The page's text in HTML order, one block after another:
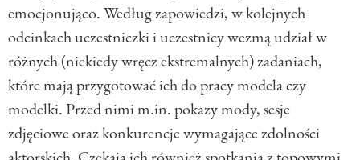
emocjonująco. Według zapowiedzi, w kolejnych
odcinkach uczestniczki i uczestnicy wezmą udział w
różnych (niekiedy wręcz ekstremalnych) zadaniach,
które mają przygotować ich do pracy modela czy
modelki. Przed nimi m.in. pokazy mody, sesje
zdjęciowe oraz konkurencje wymagające zdolności